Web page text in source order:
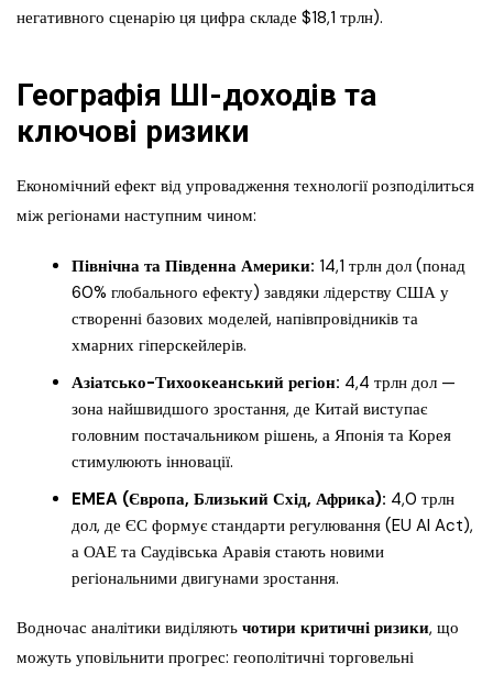
негативного сценарію ця цифра складе $18,1 трлн).
Географія ШІ-доходів та
ключові ризики
Економічний ефект від упровадження технології розподілиться
між регіонами наступним чином:
Північна та Південна Америки: 14,1 трлн дол (понад
60% глобального ефекту) завдяки лідерству США у
створенні базових моделей, напівпровідників та
хмарних гіперскейлерів.
Азіатсько-Тихоокеанський регіон: 4,4 трлн дол —
зона найшвидшого зростання, де Китай виступає
головним постачальником рішень, а Японія та Корея
стимулюють інновації.
EMEA (Європа, Близький Схід, Африка): 4,0 трлн
дол, де ЄС формує стандарти регулювання (EU AI Act),
а ОАЕ та Саудівська Аравія стають новими
регіональними двигунами зростання.
Водночас аналітики виділяють чотири критичні ризики, що
можуть уповільнити прогрес: геополітичні торговельні